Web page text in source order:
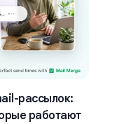
рассылок:
работают